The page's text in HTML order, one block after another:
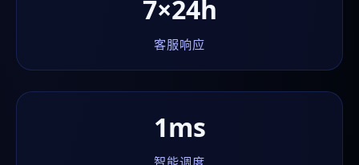
7×24h
客服响应
1ms
智能调度